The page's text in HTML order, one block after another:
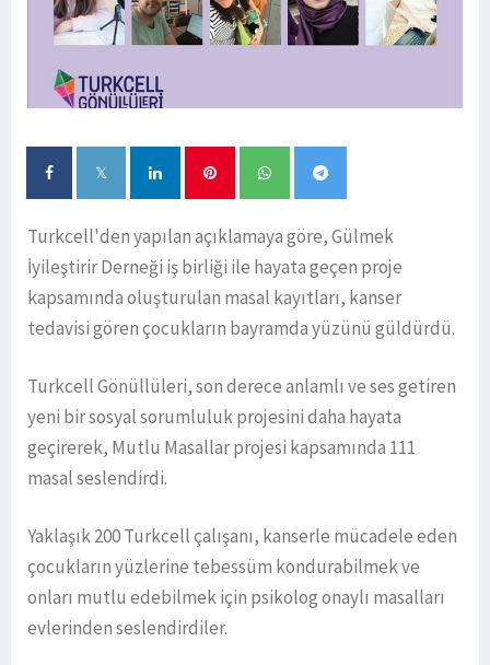
Turkcell'den yapılan açıklamaya göre, Gülmek
İyileştirir Derneği iş birliği ile hayata geçen proje
kapsamında oluşturulan masal kayıtları, kanser
tedavisi gören çocukların bayramda yüzünü güldürdü.
Turkcell Gönüllüleri, son derece anlamlı ve ses getiren
yeni bir sosyal sorumluluk projesini daha hayata
geçirerek, Mutlu Masallar projesi kapsamında 111
masal seslendirdi.
Yaklaşık 200 Turkcell çalışanı, kanserle mücadele eden
çocukların yüzlerine tebessüm kondurabilmek ve
onları mutlu edebilmek için psikolog onaylı masalları
evlerinden seslendirdiler.